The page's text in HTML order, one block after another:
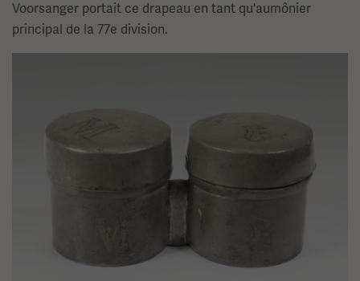
Voorsanger portait ce drapeau en tant qu'aumônier
principal de la 77e division.